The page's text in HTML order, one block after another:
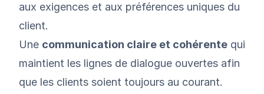
aux exigences et aux préférences uniques du
client.
Une communication claire et cohérente qui
maintient les lignes de dialogue ouvertes afin
que les clients soient toujours au courant.